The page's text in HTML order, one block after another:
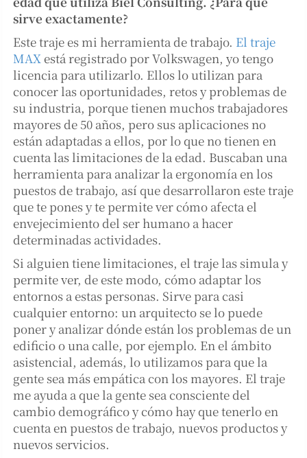
sirve exactamente?
Este traje es mi herramienta de trabajo. El traje
MAXestá registrado por Volkswagen, yo tengo
licencia para utilizarlo. Ellos lo utilizan para
conocer las oportunidades, retos y problemas de
su industria, porque tienen muchos trabajadores
mayores de 50 años, pero sus aplicaciones no
están adaptadas a ellos, por lo que no tienen en
cuenta las limitaciones de la edad. Buscaban una
herramienta para analizar la ergonomía en los
puestos de trabajo, así que desarrollaron este traje
que te pones y te permite ver cómo afecta el
envejecimiento del ser humano a hacer
determinadas actividades.
Si alguien tiene limitaciones, el traje las simula y
permite ver, de este modo, cómo adaptar los
entornos a estas personas. Sirve para casi
cualquier entorno: un arquitecto se lo puede
poner y analizar dónde están los problemas de un
edificio o una calle, por ejemplo. En el ámbito
asistencial, además, lo utilizamos para que la
gente sea más empática con los mayores. El traje
me ayuda a que la gente sea consciente del
cambio demográfico y cómo hay que tenerlo en
cuenta en puestos de trabajo, nuevos productos y
nuevos servicios.